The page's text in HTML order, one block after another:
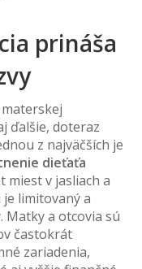
prináša
ďalšie, doteraz
z najväčších je
dieťaťa
miest v jasliach a
limitovaný a
Matky a otcovia sú
častokrát
zariadenia,